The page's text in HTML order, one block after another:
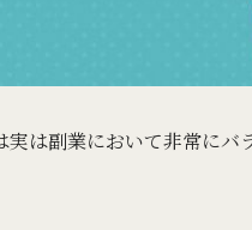
は副業において非常にバ